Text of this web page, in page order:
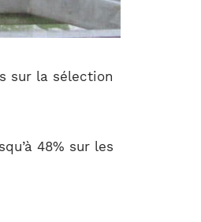
sur la sélection
48% sur les